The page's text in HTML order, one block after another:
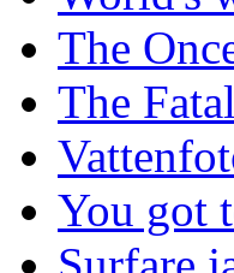
The
The
You got